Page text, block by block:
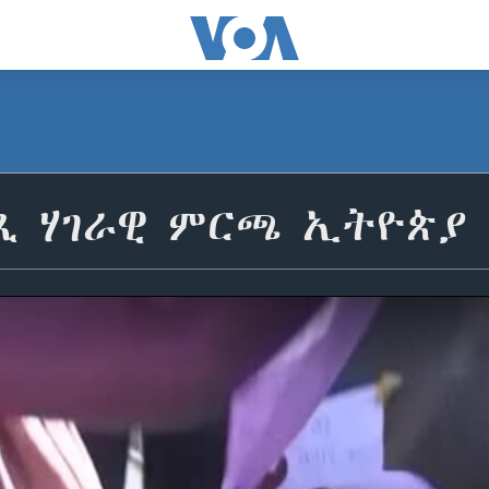
ሃገራዊ ምርጫ ኢትዮጵያ